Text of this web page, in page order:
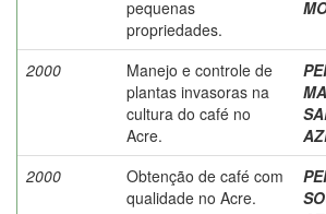
pequenas
propriedades.
2000
Manejo e controle de
plantas invasoras na
cultura do café no
Acre.
2000
Obtenção de café com
qualidade no Acre.